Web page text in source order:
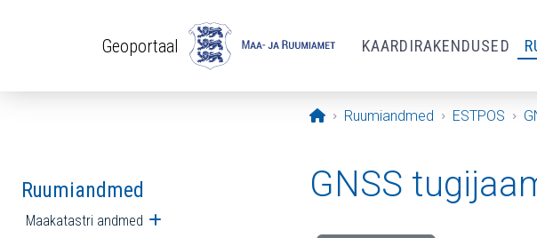
Geoportaal KAARDIRAKENDUSED
Avaleht
Ruumiandmed ESTPOS
Ruumiandmed
Maakatastri andmed Ava alammenüü
GNSS